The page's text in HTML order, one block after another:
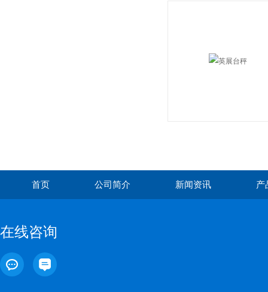
首页 公司简介 新闻资讯 产
在线咨询